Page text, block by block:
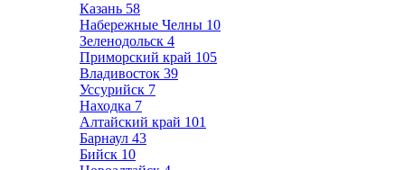
Казань 58
Набережные Челны 10
Зеленодольск 4
Приморский край 105
Владивосток 39
Уссурийск 7
Находка 7
Алтайский край 101
Барнаул 43
Бийск 10